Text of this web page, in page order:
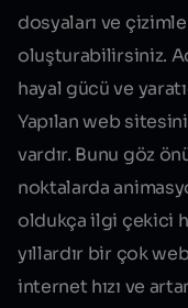
dosyaları ve
oluşturabilirsiniz.
hayal gücü ve
Yapılan web
vardır. Bunu göz
noktalarda
oldukça ilgi çekici
yıllardır bir çok
internet hızı ve